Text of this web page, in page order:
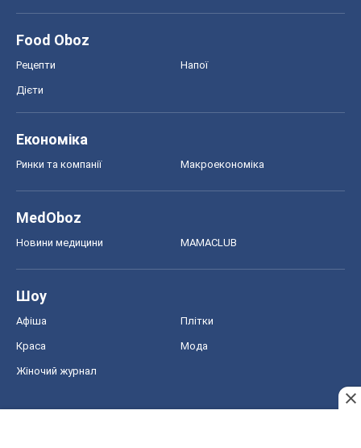
Food Oboz
Рецепти Напої
Дієти
Економіка
Ринки та компанії Макроекономіка
MedOboz
Новини медицини MAMACLUB
Шоу
Афіша Плітки
Краса Мода
Жіночий журнал